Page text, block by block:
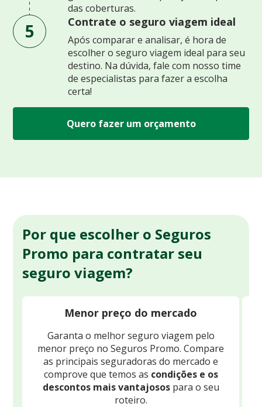
das coberturas.
5 Contrate o seguro viagem ideal
Após comparar e analisar, é hora de
escolher o seguro viagem ideal para seu
destino. Na dúvida, fale com nosso time
de especialistas para fazer a escolha
certa!
Quero fazer um orçamento
Por que escolher o Seguros
Promo para contratar seu
seguro viagem?
Menor preço do mercado
Garanta o melhor seguro viagem pelo
menor preço no Seguros Promo. Compare
as principais seguradoras do mercado e
comprove que temos as condições e os
descontos mais vantajosospara o seu
roteiro.